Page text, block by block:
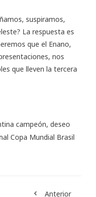
suspiramos,
La respuesta es
que el Enano,
nos
que lleven la tercera
campeón, deseo
Copa Mundial Brasil
Anterior